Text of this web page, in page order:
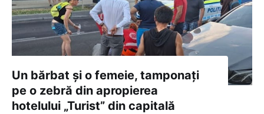
Un bărbat și o femeie, tamponați
pe o zebră din apropierea
hotelului „Turist” din capitală